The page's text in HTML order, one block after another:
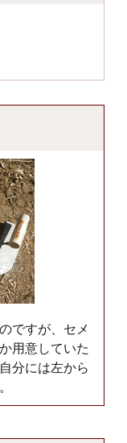
ですが、セメ
用意していた
分には左から